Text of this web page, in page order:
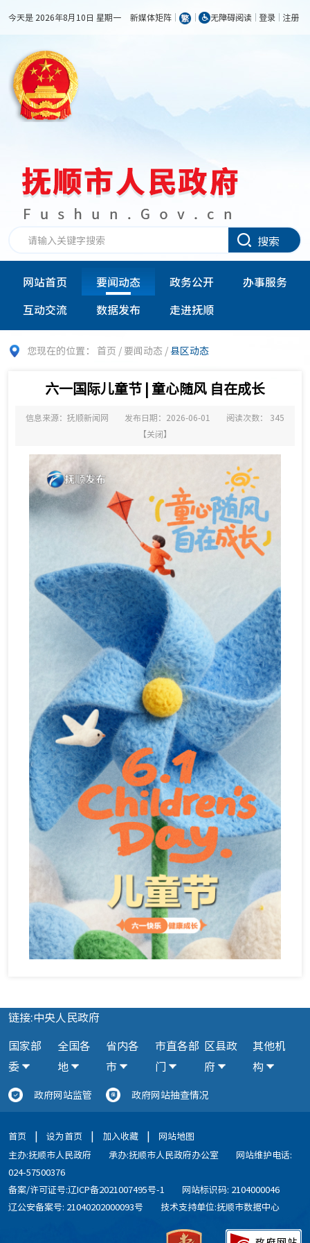
今天是 2026年8月10日 星期一 新媒体矩阵 无障碍阅读 登录 注册
搜索
网站首页 要闻动态 政务公开
办事服务
互动交流
数据发布 走进抚顺
您现在的位置： 首页 / 要闻动态 /县区动态
六一国际儿童节 | 童心随风 自在成长
信息来源：抚顺新闻网 发布日期：2026-06-01 阅读次数： 345
【关闭】
链接:中央人民政府
国家部
委
全国各
地
省内各
市
市直各部
门
区县政
府
其他机
构
政府网站监管 政府网站抽查情况
首页 | 设为首页 | 加入收藏 |
网站地图
主办:抚顺市人民政府
承办:抚顺市人民政府办公室
网站维护电话:
024-57500376
备案/许可证号:辽ICP备2021007495号-1
网站标识码: 2104000046
辽公安备案号: 21040202000093号
技术支持单位:抚顺市数据中心